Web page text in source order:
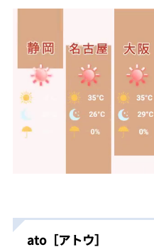
ato［アトウ］